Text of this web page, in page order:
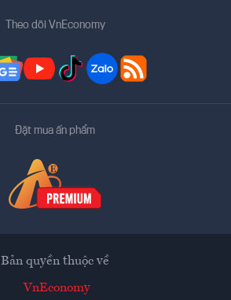
Theo dõi VnEconomy
Đặt mua ấn phẩm
Bản quyền thuộc về
VnEconomy